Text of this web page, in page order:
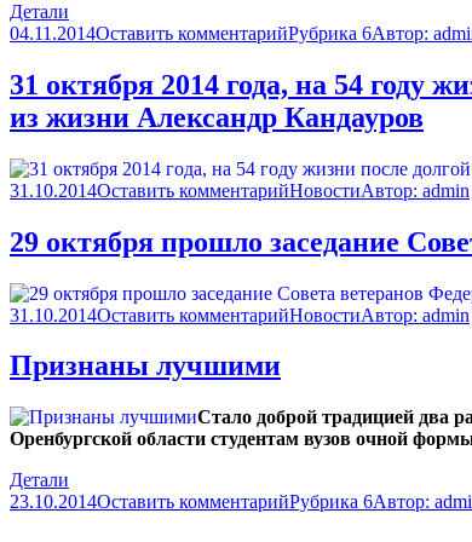
Детали
04.11.2014Оставить комментарийРубрика 6Автор:
31 октября 2014 года, на 54 году
из жизни Александр Кандауров
31.10.2014Оставить комментарийНовостиАвтор: admin
29 октября прошло заседание
31.10.2014Оставить комментарийНовостиАвтор: admin
Признаны лучшими
Стало доброй традицией два
Оренбургской области студентам вузов очной
Детали
23.10.2014Оставить комментарийРубрика 6Автор: